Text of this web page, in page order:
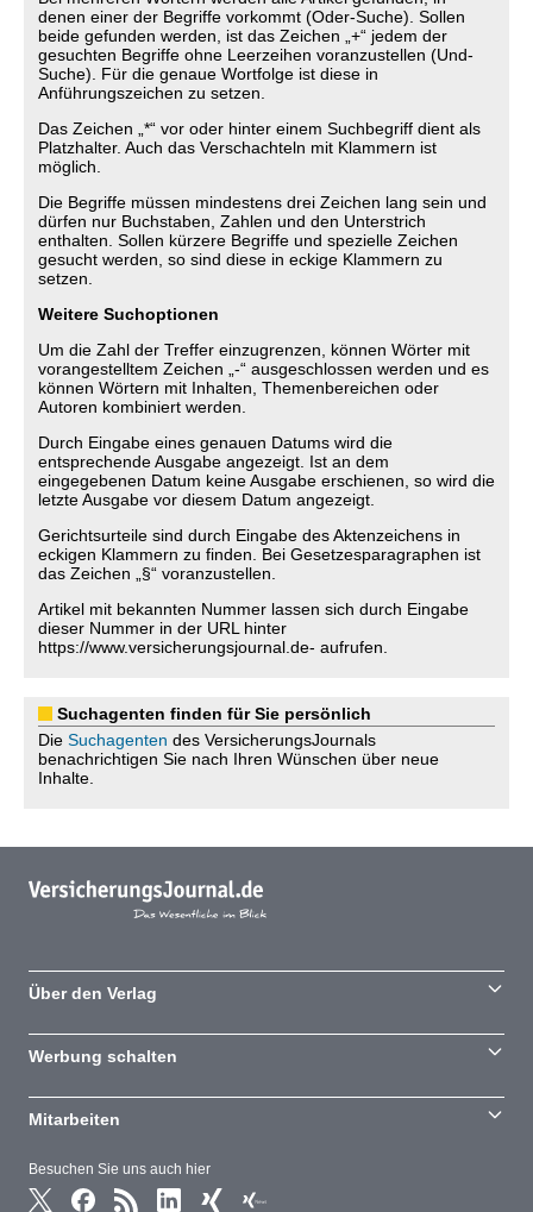
denen einer der Begriffe vorkommt (Oder-Suche). Sollen
beide gefunden werden, ist das Zeichen „+“ jedem der
gesuchten Begriffe ohne Leerzeihen voranzustellen (Und-
Suche). Für die genaue Wortfolge ist diese in
Anführungszeichen zu setzen.
Das Zeichen „*“ vor oder hinter einem Suchbegriff dient als
Platzhalter. Auch das Verschachteln mit Klammern ist
möglich.
Die Begriffe müssen mindestens drei Zeichen lang sein und
dürfen nur Buchstaben, Zahlen und den Unterstrich
enthalten. Sollen kürzere Begriffe und spezielle Zeichen
gesucht werden, so sind diese in eckige Klammern zu
setzen.
Weitere Suchoptionen
Um die Zahl der Treffer einzugrenzen, können Wörter mit
vorangestelltem Zeichen „-“ ausgeschlossen werden und es
können Wörtern mit Inhalten, Themenbereichen oder
Autoren kombiniert werden.
Durch Eingabe eines genauen Datums wird die
entsprechende Ausgabe angezeigt. Ist an dem
eingegebenen Datum keine Ausgabe erschienen, so wird die
letzte Ausgabe vor diesem Datum angezeigt.
Gerichtsurteile sind durch Eingabe des Aktenzeichens in
eckigen Klammern zu finden. Bei Gesetzesparagraphen ist
das Zeichen „§“ voranzustellen.
Artikel mit bekannten Nummer lassen sich durch Eingabe
dieser Nummer in der URL hinter
https://www.versicherungsjournal.de- aufrufen.
Suchagenten finden für Sie persönlich
Die Suchagenten des VersicherungsJournals
benachrichtigen Sie nach Ihren Wünschen über neue
Inhalte.
Besuchen Sie uns auch hier
Über den Verlag
Werbung schalten
Mitarbeiten